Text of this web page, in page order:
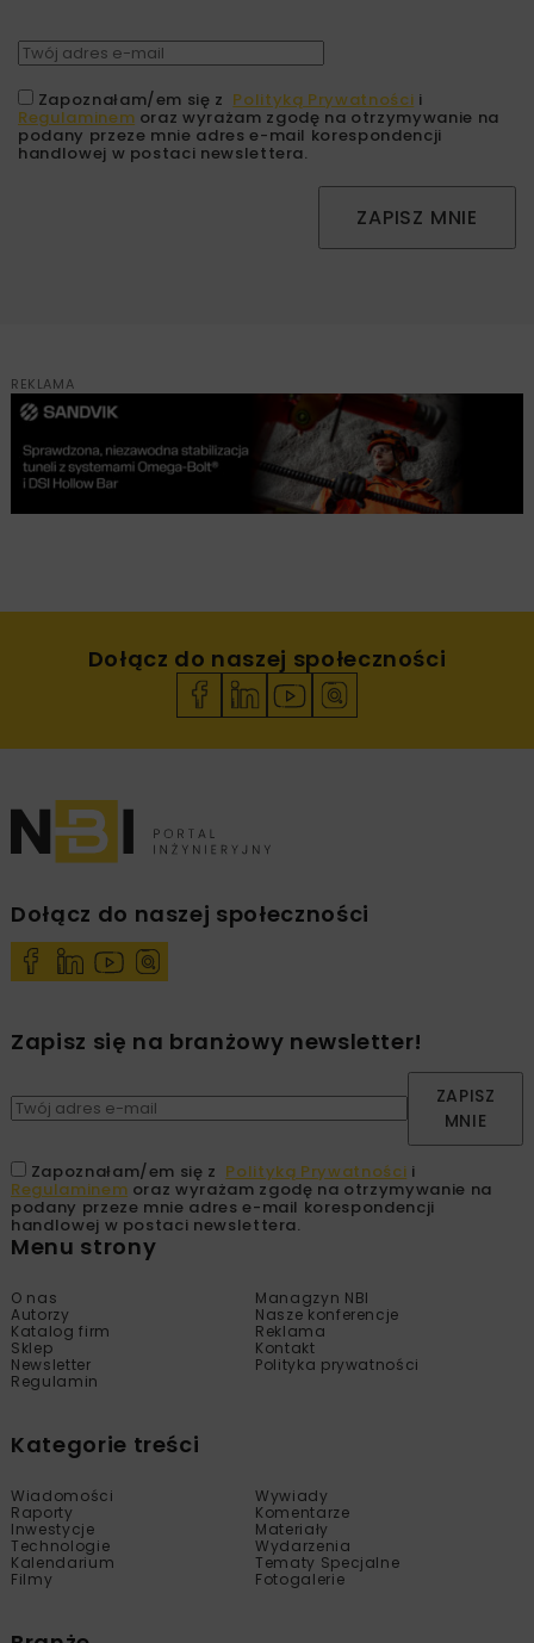
Zapoznałam/em się z Polityką Prywatności i
Regulaminem oraz wyrażam zgodę na otrzymywanie na
podany przeze mnie adres e-mail korespondencji
handlowej w postaci newslettera.
ZAPISZ MNIE
REKLAMA
Dołącz do naszej społeczności
Dołącz do naszej społeczności
Zapisz się na branżowy newsletter!
ZAPISZ
MNIE
Zapoznałam/em się z Polityką Prywatności i
Regulaminem oraz wyrażam zgodę na otrzymywanie na
podany przeze mnie adres e-mail korespondencji
handlowej w postaci newslettera.
Menu strony
O nas
Managzyn NBI
Autorzy
Nasze konferencje
Katalog firm
Reklama
Sklep
Kontakt
Newsletter
Polityka prywatności
Regulamin
Kategorie treści
Wiadomości
Wywiady
Raporty
Komentarze
Inwestycje
Materiały
Technologie
Wydarzenia
Kalendarium
Tematy Specjalne
Filmy
Fotogalerie